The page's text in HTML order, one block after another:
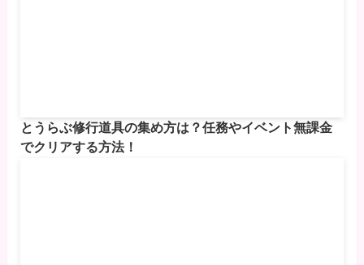
とうらぶ修行道具の集め方は？任務やイベント無課金
でクリアする方法！